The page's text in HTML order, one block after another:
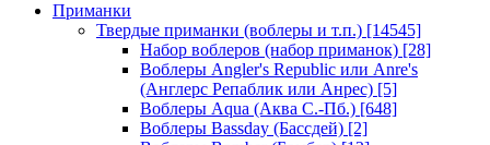
Приманки
Твердые приманки (воблеры и т.п.) [14545]
Набор воблеров (набор приманок) [28]
Воблеры Angler's Republic или Anre's
(Англерс Репаблик или Анрес) [5]
Воблеры Aqua (Аква С.-Пб.) [648]
Воблеры Bassday (Бассдей) [2]